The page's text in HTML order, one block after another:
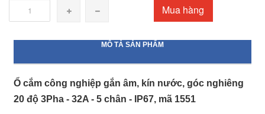
Mua hàng
MÔ TẢ SẢN PHẨM
Ổ cắm công nghiệp gắn âm, kín nước, góc nghiêng
20 độ 3Pha - 32A - 5 chân - IP67, mã 1551